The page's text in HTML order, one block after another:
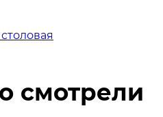
столовая
смотрели